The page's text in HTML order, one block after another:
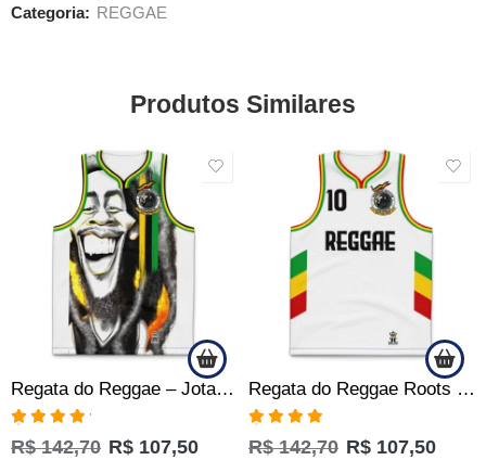
Categoria: REGGAE
Produtos Similares
Regata do Reggae – Jotaz – Arte Bob Rastafari – Masculino
Avaliação
5.00de 5
R$142,70 R$ 107,50
Regata do Reggae Roots Jamaica Branco Jotaz Masculino
Avaliação
4.83de 5
R$142,70 R$ 107,50